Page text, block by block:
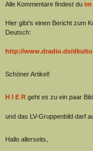
Alle Kommentare findest du im
Hier gibt's einen Bericht zum
Deutsch:
http://www.dradio.de/
Schöner Artikel!
H I E Rgeht es zu ein paar
und das LV-Gruppenbild darf
Hallo allerseits,